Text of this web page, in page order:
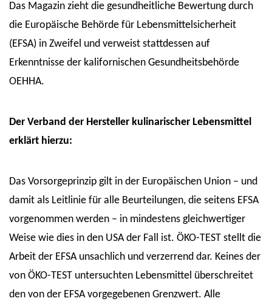
Das Magazin zieht die gesundheitliche Bewertung durch
die Europäische Behörde für Lebensmittelsicherheit
(EFSA) in Zweifel und verweist stattdessen auf
Erkenntnisse der kalifornischen Gesundheitsbehörde
OEHHA.
Der Verband der Hersteller kulinarischer Lebensmittel
erklärt hierzu:
Das Vorsorgeprinzip gilt in der Europäischen Union – und
damit als Leitlinie für alle Beurteilungen, die seitens EFSA
vorgenommen werden – in mindestens gleichwertiger
Weise wie dies in den USA der Fall ist. ÖKO-TEST stellt die
Arbeit der EFSA unsachlich und verzerrend dar. Keines der
von ÖKO-TEST untersuchten Lebensmittel überschreitet
den von der EFSA vorgegebenen Grenzwert. Alle